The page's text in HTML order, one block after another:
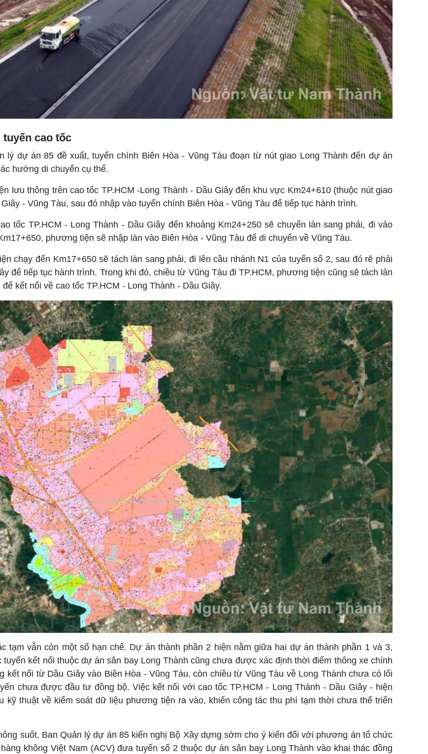
cao tốc
lý dự án 85 đề xuất, tuyến chính Biên Hòa - Vũng Tàu đoạn từ nút giao Long Thành đến dự án
hướng di chuyển cụ thể.
lưu thông trên cao tốc TP.HCM -Long Thành - Dầu Giây đến khu vực Km24+610 (thuộc nút giao
- Vũng Tàu, sau đó nhập vào tuyến chính Biên Hòa - Vũng Tàu để tiếp tục hành trình.
tốc TP.HCM - Long Thành - Dầu Giây đến khoảng Km24+250 sẽ chuyển làn sang phải, đi vào
phương tiện sẽ nhập làn vào Biên Hòa - Vũng Tàu để di chuyển về Vũng Tàu.
chạy đến Km17+650 sẽ tách làn sang phải, đi lên cầu nhánh N1 của tuyến số 2, sau đó rẽ phải
để tiếp tục hành trình. Trong khi đó, chiều từ Vũng Tàu đi TP.HCM, phương tiện cũng sẽ tách làn
kết nối về cao tốc TP.HCM - Long Thành - Dầu Giây.
tạm vẫn còn một số hạn chế. Dự án thành phần 2 hiện nằm giữa hai dự án thành phần 1 và 3,
kết nối thuộc dự án sân bay Long Thành cũng chưa được xác định thời điểm thông xe chính
nối từ Dầu Giây vào Biên Hòa - Vũng Tàu, còn chiều từ Vũng Tàu về Long Thành chưa có lối
chưa được đầu tư đồng bộ. Việc kết nối với cao tốc TP.HCM - Long Thành - Dầu Giây - hiện
kỹ thuật về kiểm soát dữ liệu phương tiện ra vào, khiến công tác thu phí tạm thời chưa thể triển
suốt, Ban Quản lý dự án 85 kiến nghị Bộ Xây dựng sớm cho ý kiến đối với phương án tổ chức
không Việt Nam (ACV) đưa tuyến số 2 thuộc dự án sân bay Long Thành vào khai thác đồng